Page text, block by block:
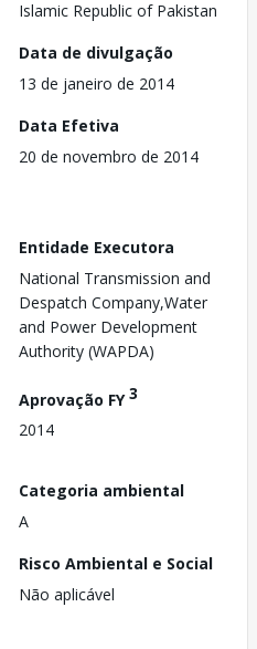
Islamic Republic of Pakistan
Data de divulgação
13 de janeiro de 2014
Data Efetiva
20 de novembro de 2014
Entidade Executora
National Transmission and
Despatch Company,Water
and Power Development
Authority (WAPDA)
Aprovação FY3
2014
Categoria ambiental
A
Risco Ambiental e Social
Não aplicável